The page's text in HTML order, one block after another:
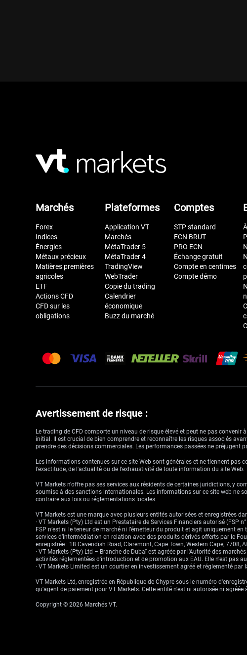
Marchés
Forex
Indices
Énergies
Métaux précieux
Matières premières
agricoles
ETF
Actions CFD
CFD sur les
obligations
Plateformes
Application VT
Marchés
MétaTrader 5
MétaTrader 4
TradingView
WebTrader
Copie du trading
Calendrier
économique
Buzz du marché
Comptes
STP standard
ECN BRUT
PRO ECN
Échange gratuit
Compte en centimes
Compte démo
Avertissement de risque :
Le trading de CFD comporte un niveau de risque élevé et peut ne pas
initial. Il est crucial de bien comprendre et reconnaître les risques associés
prendre des décisions commerciales. Les performances passées ne
Les informations contenues sur ce site Web sont générales et ne tiennent pas
l'exactitude, de l'actualité ou de l'exhaustivité de toute information du site Web.
VT Markets n'offre pas ses services aux résidents de certaines juridictions, y
soumise à des sanctions internationales. Les informations sur ce site web ne
contraire aux lois ou réglementations locales.
VT Markets est une marque avec plusieurs entités autorisées et enregistrées
· VT Markets (Pty) Ltd est un Prestataire de Services Financiers autorisé (FSP
FSP n’est ni le teneur de marché ni l’émetteur du produit et agit uniquement
services d’intermédiation en relation avec des produits dérivés offerts par le
enregistrée : 18 Cavendish Road, Claremont, Cape Town, Western Cape, 7708,
· VT Markets (Pty) Ltd – Branche de Dubaï est agréée par l'Autorité des
activités réglementées d'introduction et de promotion aux EAU. Elle n'est pas
· VT Markets Limited est un courtier en investissement agréé et réglementé
VT Markets Ltd, enregistrée en République de Chypre sous le numéro
qu'agent de paiement pour VT Markets. Cette entité n'est ni autorisée ni agréée
Copyright © 2026 Marchés VT.